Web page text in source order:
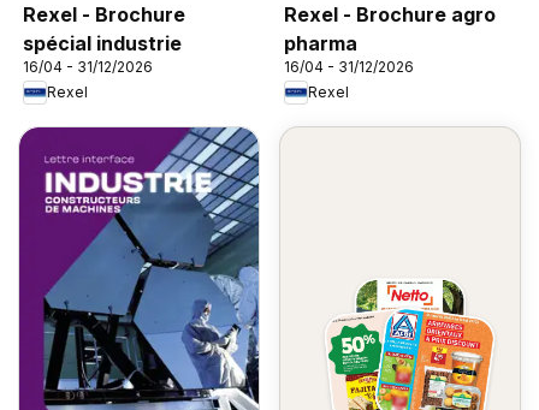
Rexel - Brochure
spécial industrie
16/04 - 31/12/2026
Rexel
Rexel - Brochure agro
pharma
16/04 - 31/12/2026
Rexel